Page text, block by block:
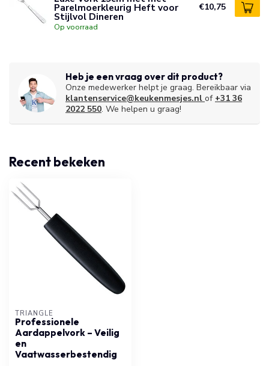
Parelmoerkleurig Heft voor
Stijlvol Dineren
Op voorraad
€10,75
Heb je een vraag over dit product?
Onze medewerker helpt je graag. Bereikbaar via
klantenservice@keukenmesjes.nl of +31 36
2022 550. We helpen u graag!
Recent bekeken
TRIANGLE
Professionele
Aardappelvork – Veilig
en
Vaatwasserbestendig